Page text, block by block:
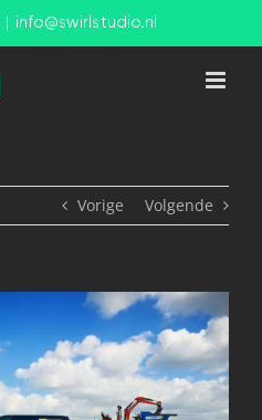
| info@swirlstudio.nl
Vorige Volgende